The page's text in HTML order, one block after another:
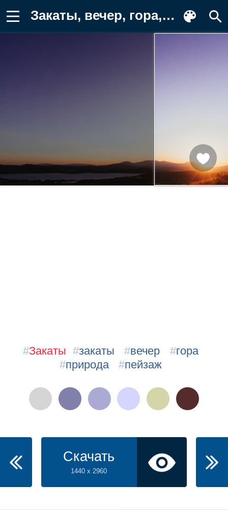
Закаты, вечер, гора, природа, пейзаж Картинка на телефон
#Закаты #закаты #вечер #гора
#природа #пейзаж
Скачать
1440 x 2960